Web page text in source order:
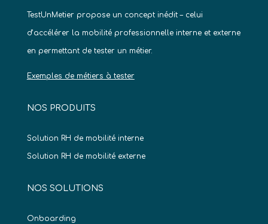
TestUnMetier propose un concept inédit – celui
d’accélérer la mobilité professionnelle interne et externe
en permettant de tester un métier.
Exemples de métiers à tester
NOS PRODUITS
Solution RH de mobilité interne
Solution RH de mobilité externe
NOS SOLUTIONS
Onboarding